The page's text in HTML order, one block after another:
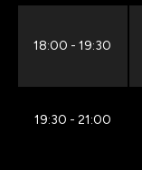
18:00 - 19:30
19:30 - 21:00